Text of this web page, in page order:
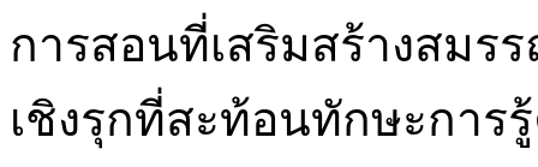
การสอนที่เสริมสร้างสมร
เชิงรุกที่สะท้อนทักษะการ